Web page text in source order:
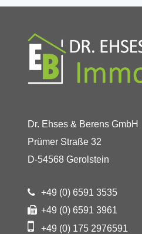
Dr. Ehses & Berens GmbH
Prümer Straße 32
D-54568 Gerolstein
+49 (0) 6591 3535
+49 (0) 6591 3961
+49 (0) 175 2976591